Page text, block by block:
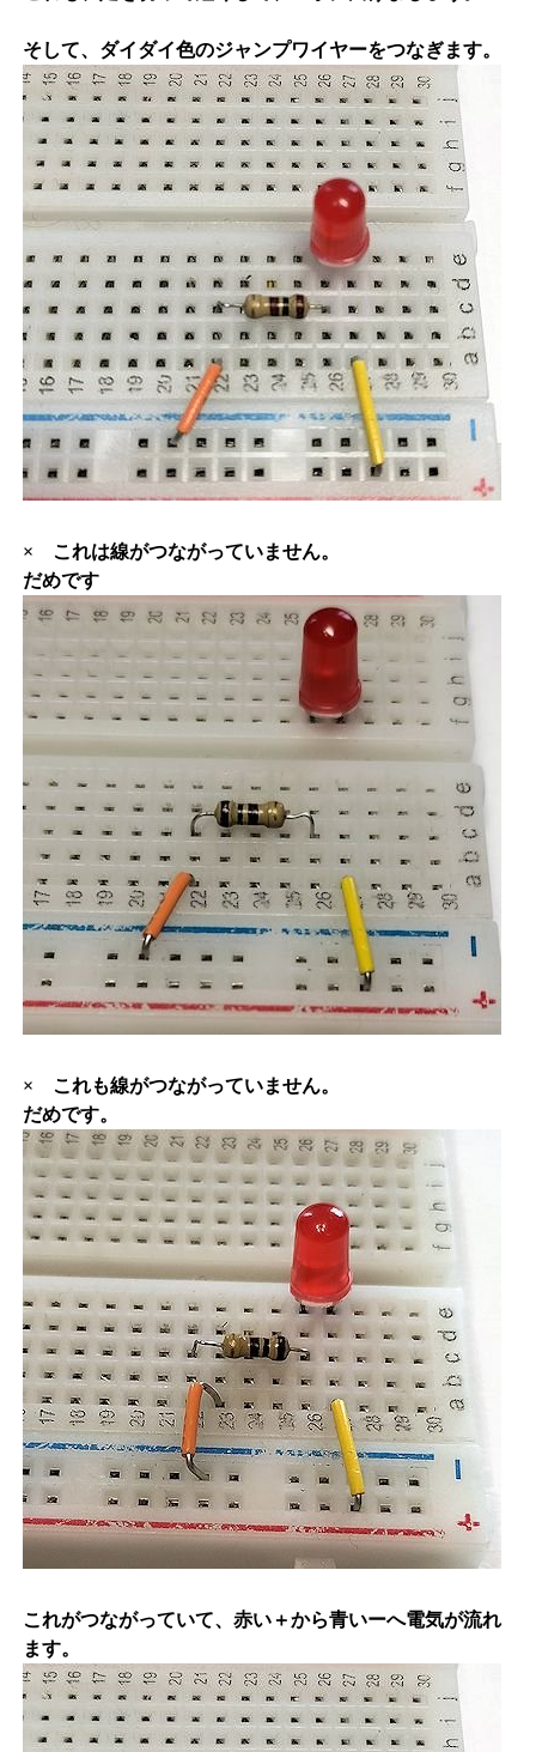
そして、ダイダイ色のジャンプワイヤーをつなぎます。
× これは線がつながっていません。
だめです
× これも線がつながっていません。
だめです。
これがつながっていて、赤い＋から青いーへ電気が流れ
ます。